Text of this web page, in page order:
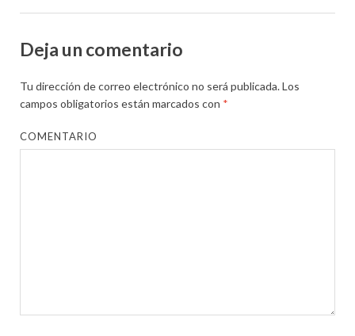
Deja un comentario
Tu dirección de correo electrónico no será publicada.Los
campos obligatorios están marcados con *
COMENTARIO